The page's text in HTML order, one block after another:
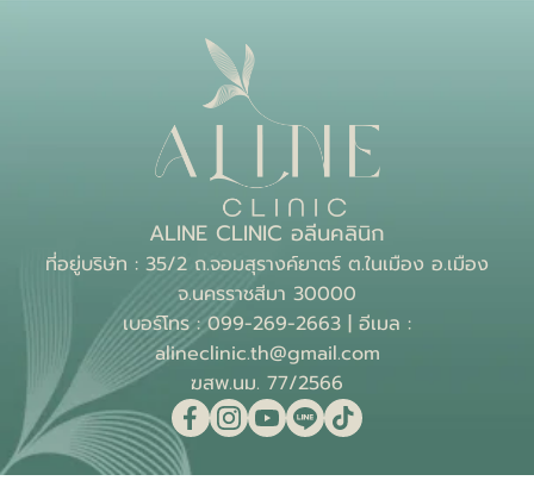
ALINE CLINIC อลีนคลินิก
ที่อยู่บริษัท : 35/2 ถ.จอมสุรางค์ยาตร์ ต.ในเมือง อ.เมือง
จ.นครราชสีมา 30000
เบอร์โทร : 099-269-2663 | อีเมล :
alineclinic.th@gmail.com
ฆสพ.นม. 77/2566